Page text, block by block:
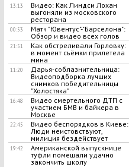
13:13
Видео: Как Линдси Лохан
выгоняли из московского
ресторана
00:53
Матч "Ювентус"-"Барселона":
Обзор и видео всех голов
21:51
Как обстреливали Горловку:
в момент съёмки прилетела
мина
11:20
Дарья-соблазнительница:
Видеоподборка лучших
снимков победительницы
"Холостяка"
16:48
Видео смертельного ДТП с
участием БМВ и байкера в
Москве
22:45
Видео беспорядков в Киеве:
Люди неистовствуют,
милиция бездействует
19:42
Американской выпускнице
туфли помешали удачно
закончить школу